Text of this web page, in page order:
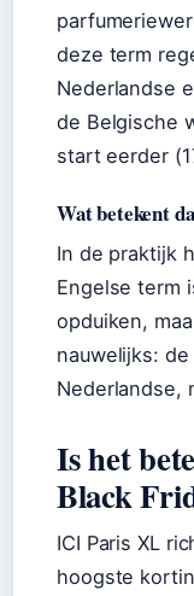
deze term
Nederlandse
de Belgische
start eerder
Wat betekent
In de praktijk
Engelse term
opduiken,
nauwelijks:
Nederlandse,
Is het
Black
ICI Paris XL
hoogste